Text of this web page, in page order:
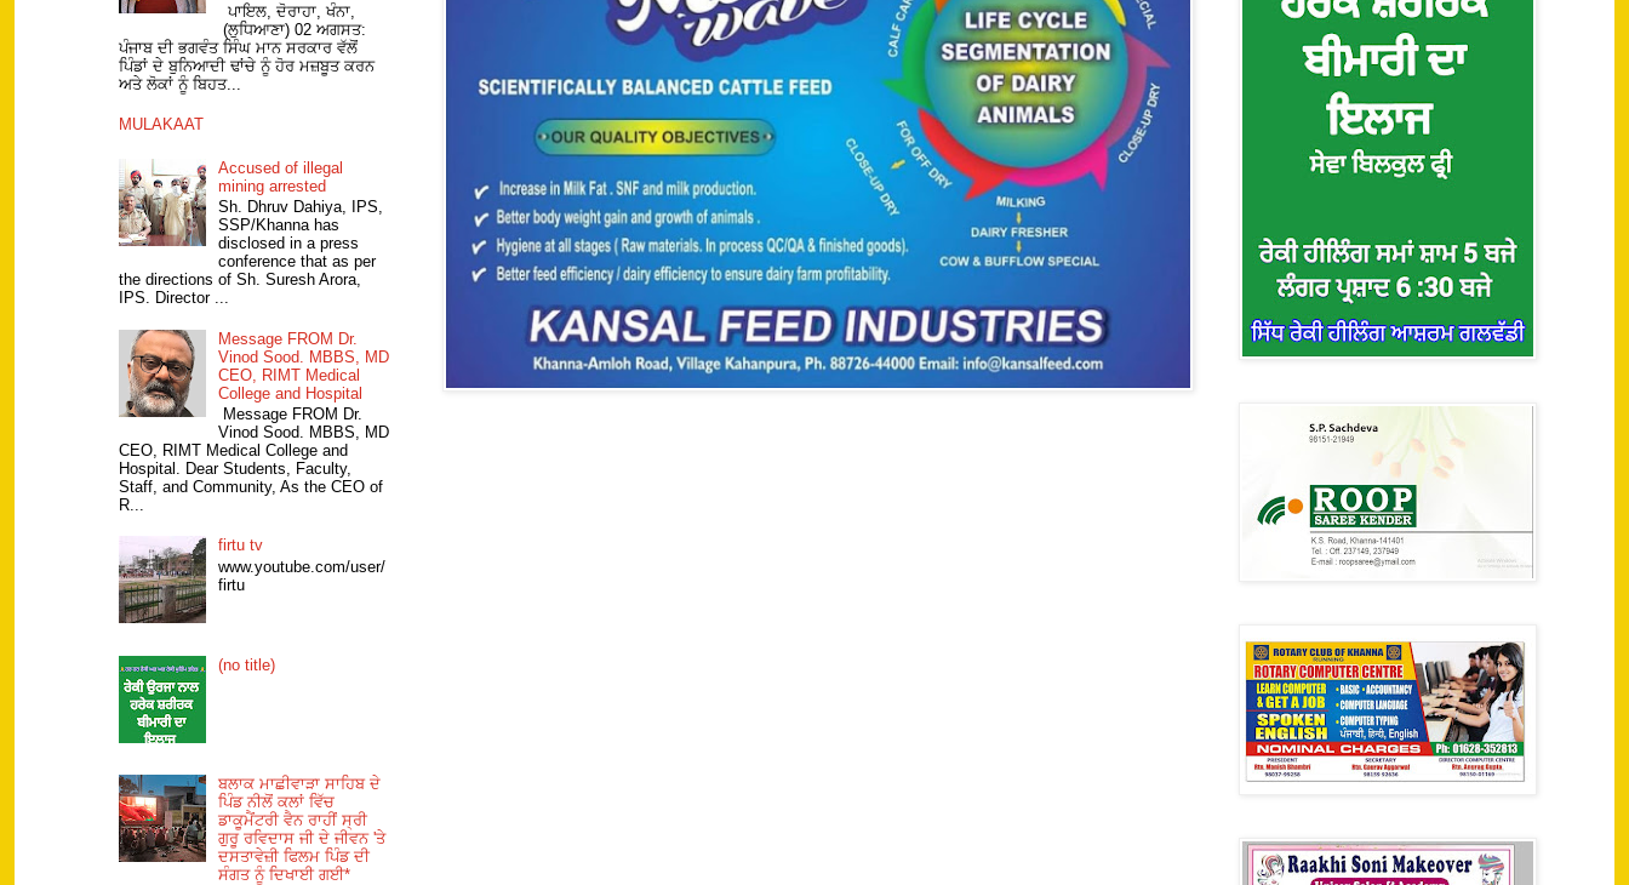
ਪਾਇਲ, ਦੋਰਾਹਾ, ਖੰਨਾ,
(ਲੁਧਿਆਣਾ) 02 ਅਗਸਤ:
ਪੰਜਾਬ ਦੀ ਭਗਵੰਤ ਸਿੰਘ ਮਾਨ ਸਰਕਾਰ ਵੱਲੋਂ
ਪਿੰਡਾਂ ਦੇ ਬੁਨਿਆਦੀ ਢਾਂਚੇ ਨੂੰ ਹੋਰ ਮਜ਼ਬੂਤ ਕਰਨ
ਅਤੇ ਲੋਕਾਂ ਨੂੰ ਬਿਹਤ...
MULAKAAT
Accused of illegal
mining arrested
Sh. Dhruv Dahiya, IPS,
SSP/Khanna has
disclosed in a press
conference that as per
the directions of Sh. Suresh Arora,
IPS. Director ...
Message FROM Dr.
Vinod Sood. MBBS, MD
CEO, RIMT Medical
College and Hospital
Message FROM Dr.
Vinod Sood. MBBS, MD
CEO, RIMT Medical College and
Hospital. Dear Students, Faculty,
Staff, and Community, As the CEO of
R...
firtu tv
www.youtube.com/user/
firtu
(no title)
ਬਲਾਕ ਮਾਛੀਵਾੜਾ ਸਾਹਿਬ ਦੇ
ਪਿੰਡ ਨੀਲੋਂ ਕਲਾਂ ਵਿੱਚ
ਡਾਕੂਮੈਂਟਰੀ ਵੈਨ ਰਾਹੀਂ ਸ੍ਰੀ
ਗੁਰੂ ਰਵਿਦਾਸ ਜੀ ਦੇ ਜੀਵਨ 'ਤੇ
ਦਸਤਾਵੇਜ਼ੀ ਫਿਲਮ ਪਿੰਡ ਦੀ
ਸੰਗਤ ਨੂੰ ਦਿਖਾਈ ਗਈ*